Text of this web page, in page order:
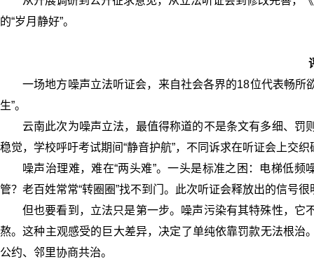
的“岁月静好”。
一场地方噪声立法听证会，来自社会各界的18位代表畅
生”。
云南此次为噪声立法，最值得称道的不是条文有多细、罚
稳觉，学校呼吁考试期间“静音护航”，不同诉求在听证会上交
噪声治理难，难在“两头难”。一头是标准之困：电梯低
管？老百姓常常“转圈圈”找不到门。此次听证会释放出的信号
但也要看到，立法只是第一步。噪声污染有其特殊性，它
熬。这种主观感受的巨大差异，决定了单纯依靠罚款无法根治
公约、邻里协商共治。